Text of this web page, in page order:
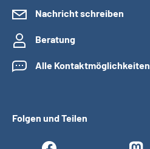
Nachricht schreiben
Beratung
Alle Kontaktmöglichkeiten
Folgen und Teilen